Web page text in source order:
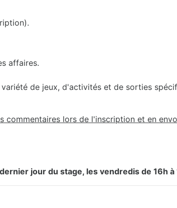
affaires.
de jeux, d'activités et de sorties
commentaires lors de l'inscription et en
jour du stage, les vendredis de 16h à